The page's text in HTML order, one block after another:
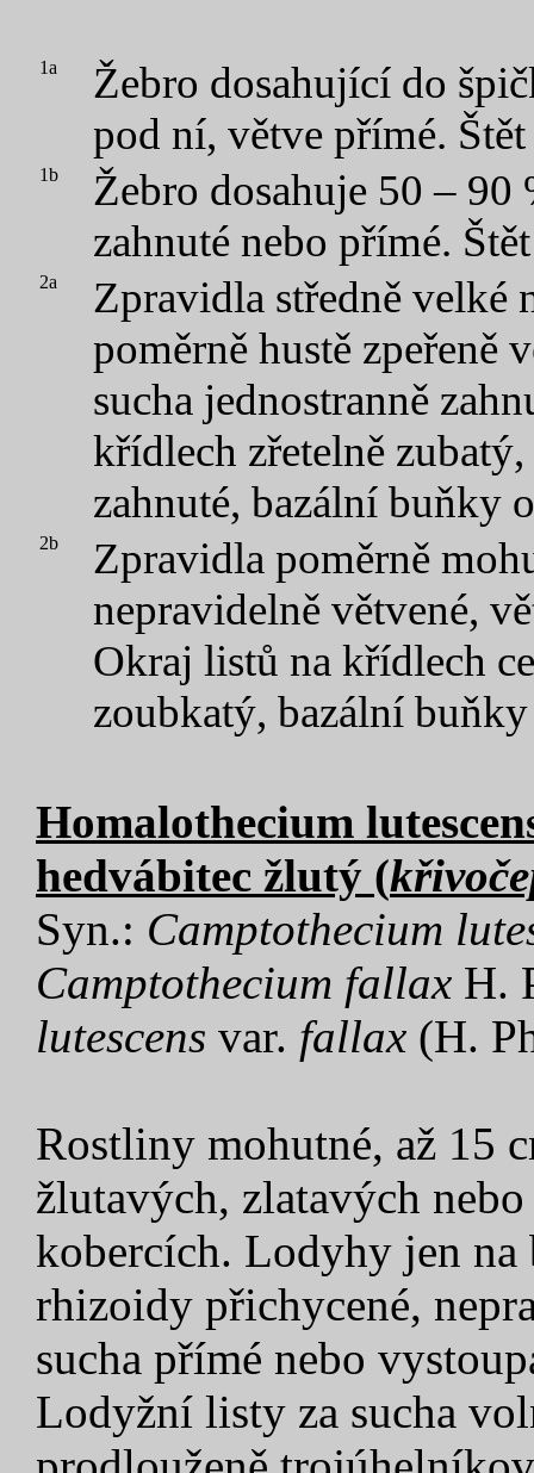
1a
Žebro dosahující do
pod ní, větve přímé.
1b
Žebro dosahuje 50 –
zahnuté nebo přímé.
2a
Zpravidla středně velké
poměrně hustě zpeřeně
sucha jednostranně
křídlech zřetelně
zahnuté, bazální buňky
2b
Zpravidla poměrně
nepravidelně větvené,
Okraj listů na křídlech
zoubkatý, bazální
Homalothecium
hedvábitec žlutý (
Syn.: Camptothecium
Camptothecium fallax H.
lutescens var. fallax (H.
Rostliny mohutné, až 15
žlutavých, zlatavých
kobercích. Lodyhy jen na
rhizoidy přichycené,
sucha přímé nebo
Lodyžní listy za sucha